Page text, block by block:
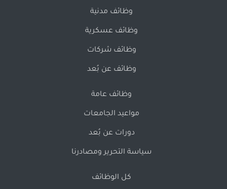
وظائف مدنية
وظائف عسكرية
وظائف شركات
وظائف عن بُعد
وظائف عامة
مواعيد الجامعات
دورات عن بُعد
سياسة التحرير ومصادرنا
كل الوظائف